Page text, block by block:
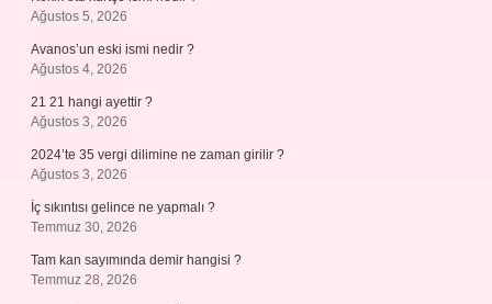
Ağustos 5, 2026
Avanos’un eski ismi nedir ?
Ağustos 4, 2026
21 21 hangi ayettir ?
Ağustos 3, 2026
2024’te 35 vergi dilimine ne zaman girilir ?
Ağustos 3, 2026
İç sıkıntısı gelince ne yapmalı ?
Temmuz 30, 2026
Tam kan sayımında demir hangisi ?
Temmuz 28, 2026